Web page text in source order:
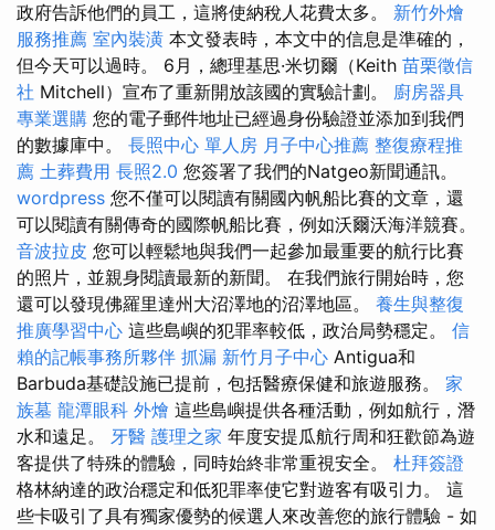
政府告訴他們的員工，這將使納稅人花費太多。 新竹外燴
服務推薦 室內裝潢 本文發表時，本文中的信息是準確的，
但今天可以過時。 6月，總理基思·米切爾（Keith 苗栗徵信
社 Mitchell）宣布了重新開放該國的實驗計劃。 廚房器具
專業選購 您的電子郵件地址已經過身份驗證並添加到我們
的數據庫中。 長照中心 單人房 月子中心推薦 整復療程推
薦 土葬費用 長照2.0 您簽署了我們的Natgeo新聞通訊。
wordpress 您不僅可以閱讀有關國內帆船比賽的文章，還
可以閱讀有關傳奇的國際帆船比賽，例如沃爾沃海洋競賽。
音波拉皮 您可以輕鬆地與我們一起參加最重要的航行比賽
的照片，並親身閱讀最新的新聞。 在我們旅行開始時，您
還可以發現佛羅里達州大沼澤地的沼澤地區。 養生與整復
推廣學習中心 這些島嶼的犯罪率較低，政治局勢穩定。 信
賴的記帳事務所夥伴 抓漏 新竹月子中心 Antigua和
Barbuda基礎設施已提前，包括醫療保健和旅遊服務。 家
族墓 龍潭眼科 外燴 這些島嶼提供各種活動，例如航行，潛
水和遠足。 牙醫 護理之家 年度安提瓜航行周和狂歡節為遊
客提供了特殊的體驗，同時始終非常重視安全。 杜拜簽證
格林納達的政治穩定和低犯罪率使它對遊客有吸引力。 這
些卡吸引了具有獨家優勢的候選人來改善您的旅行體驗 - 如